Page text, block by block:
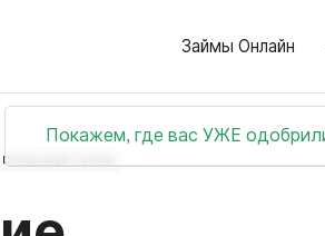
Займы Онлайн
Покажем, где вас УЖЕ